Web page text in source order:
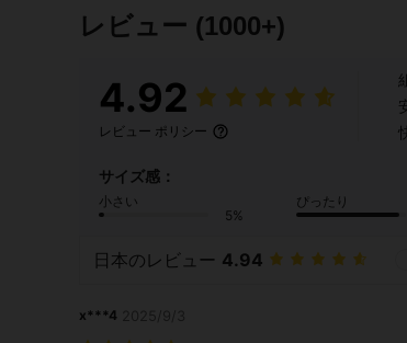
レビュー (1000+)
4.92
レビュー ポリシー
サイズ感：
小さい
5%
ぴったり
日本のレビュー 4.94
x***4